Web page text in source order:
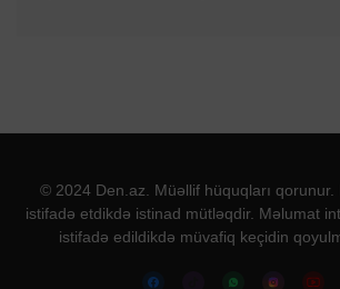
© 2024 Den.az. Müəllif hüquqları qorunur.
istifadə etdikdə istinad mütləqdir. Məlumat
istifadə edildikdə müvafiq keçidin